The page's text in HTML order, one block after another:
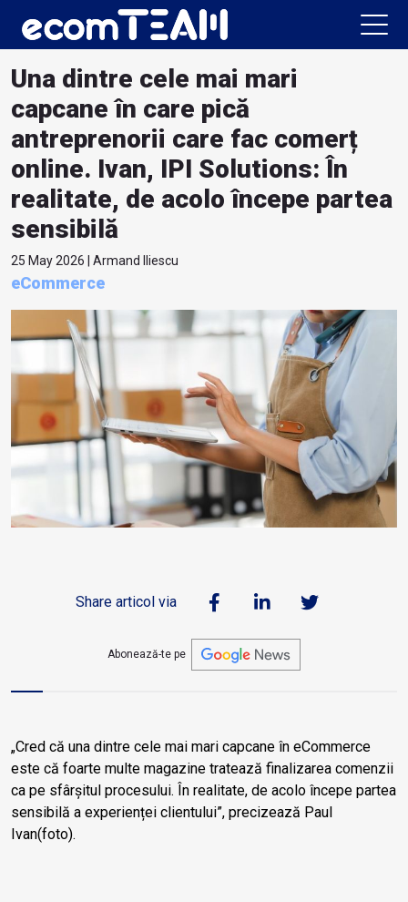
Una dintre cele mai mari
capcane în care pică
antreprenorii care fac comerț
online. Ivan, IPI Solutions: În
realitate, de acolo începe partea
sensibilă
25 May 2026 | Armand Iliescu
eCommerce
Share articol via
Abonează-te pe
„Cred că una dintre cele mai mari capcane în eCommerce
este că foarte multe magazine tratează finalizarea comenzii
ca pe sfârșitul procesului. În realitate, de acolo începe partea
sensibilă a experienței clientului”, precizează Paul
Ivan(foto).